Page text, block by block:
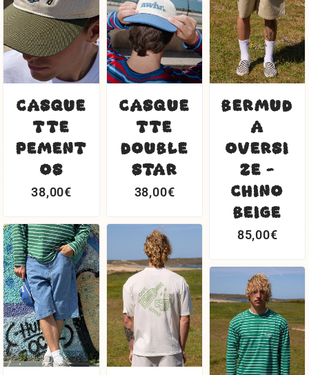
CASQUE
TTE
PEMENT
OS
38,00€
CASQUE
TTE
DOUBLE
STAR
38,00€
BERMUD
A
OVERSI
ZE -
CHINO
BEIGE
85,00€